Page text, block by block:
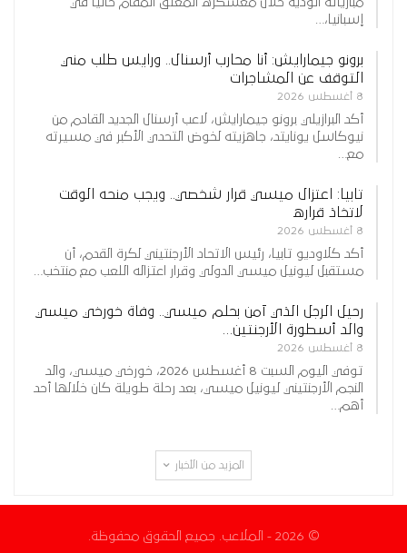
مبارياته الودية خلال معسكره المغلق المقام حاليًا في
إسبانيا،…
برونو جيمارايش: أنا محارب أرسنال.. ورايس طلب مني
التوقف عن المشاجرات
8 أغسطس 2026
أكد البرازيلي برونو جيمارايش، لاعب أرسنال الجديد القادم من
نيوكاسل يونايتد، جاهزيته لخوض التحدي الأكبر في مسيرته
مع…
تابيا: اعتزال ميسي قرار شخصي.. ويجب منحه الوقت
لاتخاذ قراره
8 أغسطس 2026
أكد كلاوديو تابيا، رئيس الاتحاد الأرجنتيني لكرة القدم، أن
مستقبل ليونيل ميسي الدولي وقرار اعتزاله اللعب مع منتخب…
رحيل الرجل الذي آمن بحلم ميسي.. وفاة خورخي ميسي
والد أسطورة الأرجنتين…
8 أغسطس 2026
توفي اليوم السبت 8 أغسطس 2026، خورخي ميسي، والد
النجم الأرجنتيني ليونيل ميسي، بعد رحلة طويلة كان خلالها أحد
أهم…
المزيد من الأخبار
© 2026 - الملاعب. جميع الحقوق محفوظة.